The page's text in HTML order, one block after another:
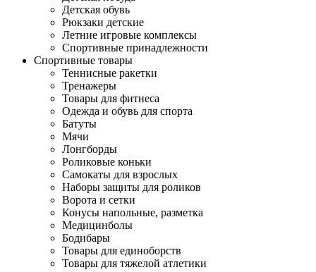
Детская обувь
Рюкзаки детские
Летние игровые комплексы
Спортивные принадлежности
Спортивные товары
Теннисные ракетки
Тренажеры
Товары для фитнеса
Одежда и обувь для спорта
Батуты
Мячи
Лонгборды
Роликовые коньки
Самокаты для взрослых
Наборы защиты для роликов
Ворота и сетки
Конусы напольные, разметка
Медицинболы
Бодибары
Товары для единоборств
Товары для тяжелой атлетики